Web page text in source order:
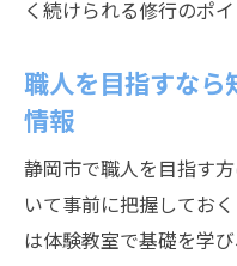
く続けられる修行のポイ
職人を目指すなら
情報
静岡市で職人を目指す
いて事前に把握してお
は体験教室で基礎を学